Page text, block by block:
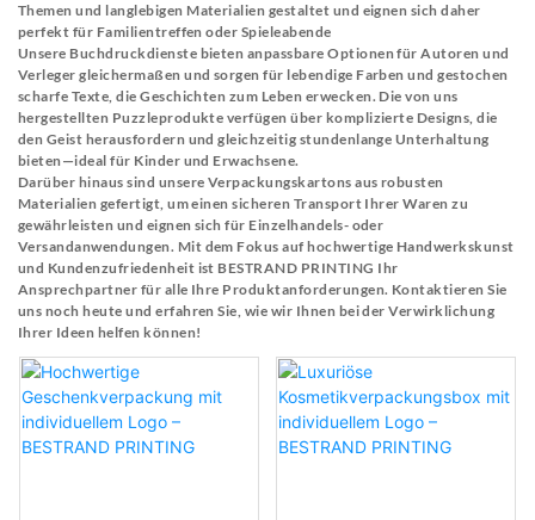
Themen und langlebigen Materialien gestaltet und eignen sich daher
perfekt für Familientreffen oder Spieleabende
Unsere Buchdruckdienste bieten anpassbare Optionen für Autoren und
Verleger gleichermaßen und sorgen für lebendige Farben und gestochen
scharfe Texte, die Geschichten zum Leben erwecken. Die von uns
hergestellten Puzzleprodukte verfügen über komplizierte Designs, die
den Geist herausfordern und gleichzeitig stundenlange Unterhaltung
bieten—ideal für Kinder und Erwachsene.
Darüber hinaus sind unsere Verpackungskartons aus robusten
Materialien gefertigt, um einen sicheren Transport Ihrer Waren zu
gewährleisten und eignen sich für Einzelhandels- oder
Versandanwendungen. Mit dem Fokus auf hochwertige Handwerkskunst
und Kundenzufriedenheit ist BESTRAND PRINTING Ihr
Ansprechpartner für alle Ihre Produktanforderungen. Kontaktieren Sie
uns noch heute und erfahren Sie, wie wir Ihnen bei der Verwirklichung
Ihrer Ideen helfen können!